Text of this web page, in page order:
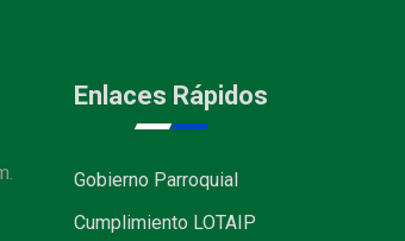
Enlaces Rápidos
Gobierno Parroquial
Cumplimiento LOTAIP